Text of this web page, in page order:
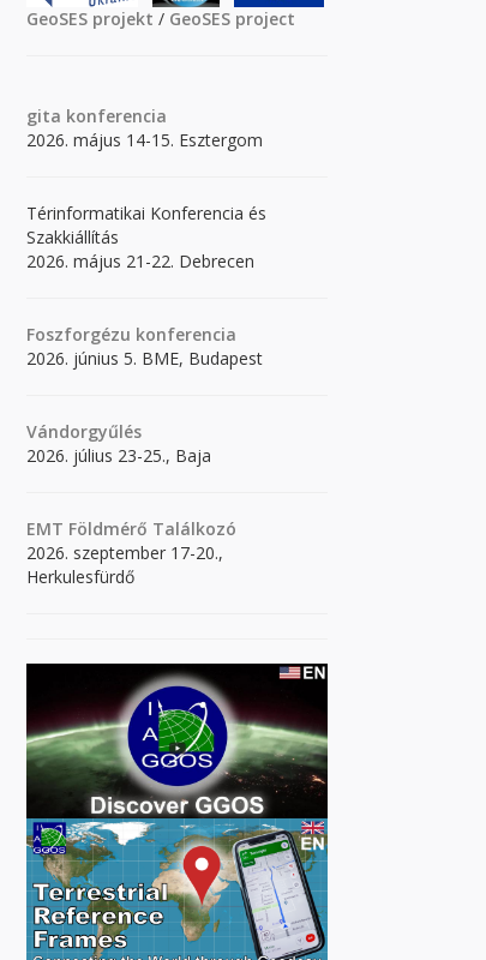
GeoSES projekt / GeoSES project
gita konferencia
2026. május 14-15. Esztergom
Térinformatikai Konferencia és
Szakkiállítás
2026. május 21-22. Debrecen
Foszforgézu konferencia
2026. június 5. BME, Budapest
Vándorgyűlés
2026. július 23-25., Baja
EMT Földmérő Találkozó
2026. szeptember 17-20.,
Herkulesfürdő